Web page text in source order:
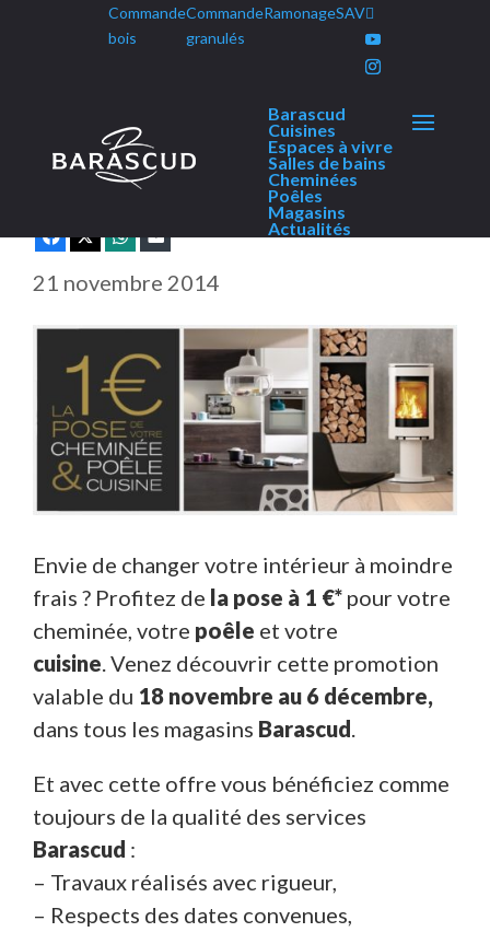
Panneau de gestion des cookies
Commande
bois
Commande
granulés
RamonageSAV
Barascud
Cuisines
Espaces à vivre
Salles de bains
Cheminées
Poêles
Magasins
Actualités
La pose à 1 €*
Facebook
X WhatsApp
E-mail
21 novembre 2014
Envie de changer votre intérieur à moindre
frais ? Profitez de la pose à 1 €* pour votre
cheminée, votre poêle et votre
cuisine . Venez découvrir cette promotion
valable du 18 novembre au 6 décembre,
dans tous les magasins Barascud
Et avec cette offre vous bénéficiez comme
toujours de la qualité des services
Barascud :
– Travaux réalisés avec rigueur,
– Respects des dates convenues,